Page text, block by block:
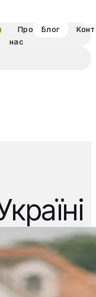
Про
нас
Блог